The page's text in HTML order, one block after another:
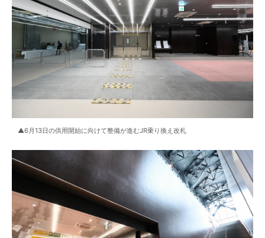
▲6月13日の供用開始に向けて整備が進むJR乗り換え改札